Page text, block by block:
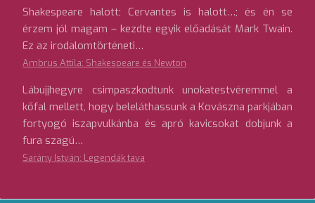
Shakespeare halott; Cervantes is halott…; és én se
érzem jól magam – kezdte egyik előadását Mark Twain.
Ez az irodalomtörténeti…
Ambrus Attila: Shakespeare és Newton
Lábujjhegyre csimpaszkodtunk unokatestvéremmel a
kőfal mellett, hogy beleláthassunk a Kovászna parkjában
fortyogó iszapvulkánba és apró kavicsokat dobjunk a
fura szagú…
Sarány István: Legendák tava